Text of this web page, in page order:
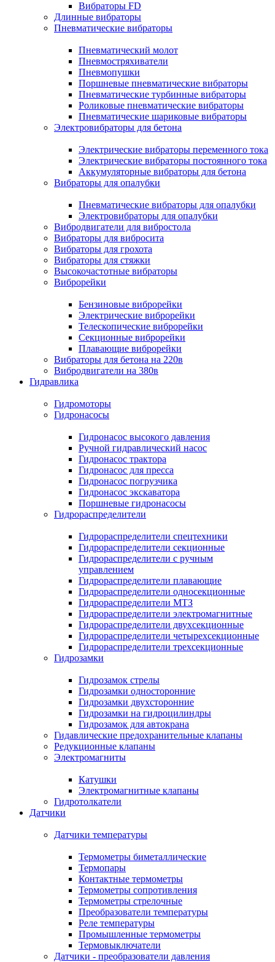
Вибраторы FD
Длинные вибраторы
Пневматические вибраторы
Пневматический молот
Пневмостряхиватели
Пневмопушки
Поршневые пневматические вибраторы
Пневматические турбинные вибраторы
Роликовые пневматические вибраторы
Пневматические шариковые вибраторы
Электровибраторы для бетона
Электрические вибраторы переменного тока
Электрические вибраторы постоянного тока
Аккумуляторные вибраторы для бетона
Вибраторы для опалубки
Пневматические вибраторы для опалубки
Электровибраторы для опалубки
Вибродвигатели для вибростола
Вибраторы для вибросита
Вибраторы для грохота
Вибраторы для стяжки
Высокочастотные вибраторы
Виброрейки
Бензиновые виброрейки
Электрические виброрейки
Телескопические виброрейки
Секционные виброрейки
Плавающие виброрейки
Вибраторы для бетона на 220в
Вибродвигатели на 380в
Гидравлика
Гидромоторы
Гидронасосы
Гидронасос высокого давления
Ручной гидравлический насос
Гидронасос трактора
Гидронасос для пресса
Гидронасос погрузчика
Гидронасос экскаватора
Поршневые гидронасосы
Гидрораспределители
Гидрораспределители спецтехники
Гидрораспределители секционные
Гидрораспределители с ручным
управлением
Гидрораспределители плавающие
Гидрораспределители односекционные
Гидрораспределители МТЗ
Гидрораспределители электромагнитные
Гидрораспределители двухсекционные
Гидрораспределители четырехсекционные
Гидрораспределители трехсекционные
Гидрозамки
Гидрозамок стрелы
Гидрозамки односторонние
Гидрозамки двухсторонние
Гидрозамки на гидроцилиндры
Гидрозамок для автокрана
Гидавлические предохранительные клапаны
Редукционные клапаны
Электромагниты
Катушки
Электромагнитные клапаны
Гидротолкатели
Датчики
Датчики температуры
Термометры биметаллические
Термопары
Контактные термометры
Термометры сопротивления
Термометры стрелочные
Преобразователи температуры
Реле температуры
Промышленные термометры
Термовыключатели
Датчики - преобразователи давления